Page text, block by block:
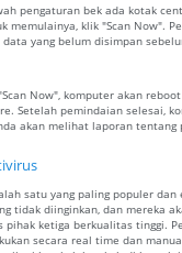
pengaturan bek ada kotak
memulainya, klik "Scan Now".
yang belum disimpan
Now", komputer akan
Setelah pemindaian selesai,
akan melihat laporan tentang
satu yang paling populer
tidak diinginkan, dan mereka
pihak ketiga berkualitas tinggi.
secara real time dan